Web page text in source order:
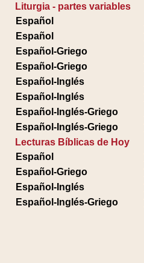
Liturgia - partes variables
Español
Español
Español-Griego
Español-Griego
Español-Inglés
Español-Inglés
Español-Inglés-Griego
Español-Inglés-Griego
Lecturas Bíblicas de Hoy
Español
Español-Griego
Español-Inglés
Español-Inglés-Griego